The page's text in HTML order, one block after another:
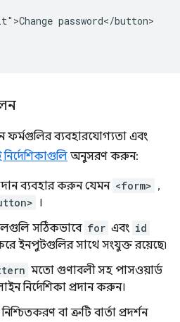
password</button>
ফর্মগুলির ব্যবহারযোগ্যতা এবং
অনুসরণ করুন:
ব্যবহার করুন যেমন <form> ,
।
সঠিকভাবে for এবং id
ইনপুটগুলির সাথে সংযুক্ত রয়েছে৷
মতো গুণাবলী সহ পাসওয়ার্ড
নির্দেশিকা প্রদান করুন।
বা ত্রুটি বার্তা প্রদর্শন